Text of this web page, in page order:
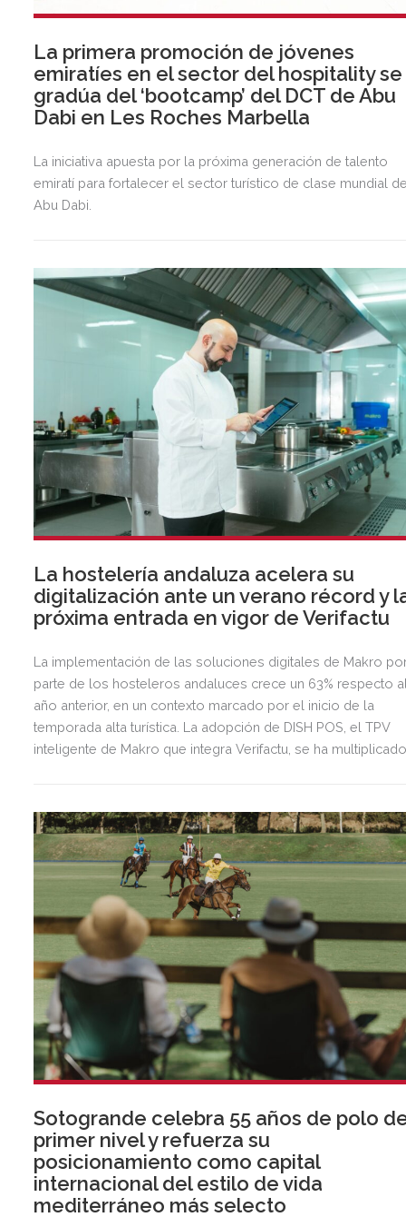
La primera promoción de jóvenes
emiratíes en el sector del hospitality se
gradúa del ‘bootcamp’ del DCT de Abu
Dabi en Les Roches Marbella
La iniciativa apuesta por la próxima generación de talento
emiratí para fortalecer el sector turístico de clase mundial
Abu Dabi.
La hostelería andaluza acelera su
digitalización ante un verano récord y
próxima entrada en vigor de Verifactu
La implementación de las soluciones digitales de Makro
parte de los hosteleros andaluces crece un 63% respecto
año anterior, en un contexto marcado por el inicio de la
temporada alta turística. La adopción de DISH POS, el TPV
inteligente de Makro que integra Verifactu, se ha
Sotogrande celebra 55 años de polo
primer nivel y refuerza su
posicionamiento como capital
internacional del estilo de vida
mediterráneo más selecto